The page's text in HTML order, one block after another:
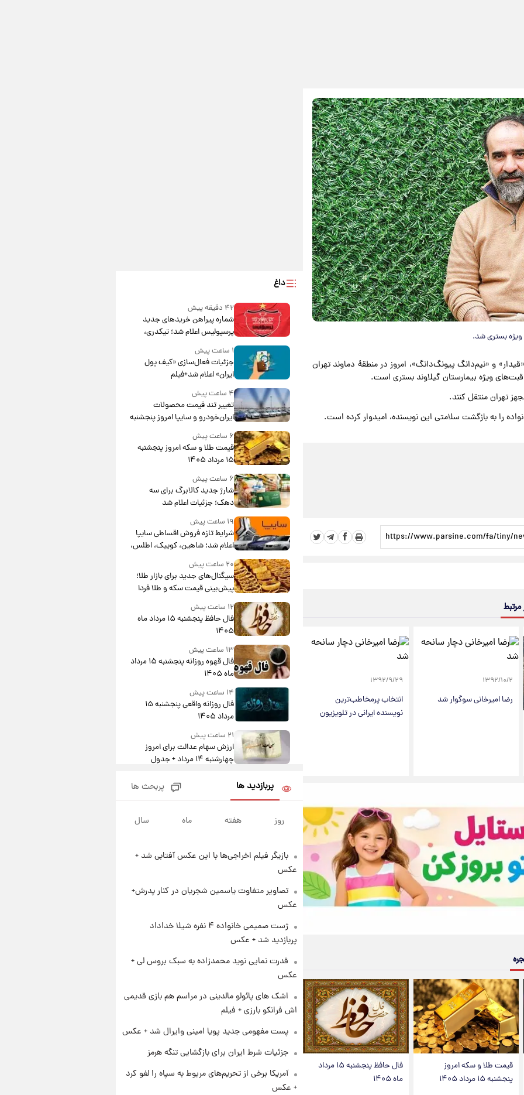
ویژه بستری شد.
و «نیم‌دانگ پیونگ‌دانگ»، امروز در منطقۀ دماوند تهران
ویژه بیمارستان گیلاوند بستری است.
تهران منتقل کنند.
را به بازگشت سلامتی این نویسنده، امیدوار کرده است.
مرتبط
۱۳۹۲/۱۰/۲
رضا امیرخانی سوگوار شد
۱۳۹۲/۹/۲۹
انتخاب پرمخاطب‌ترین
نویسنده ایرانی در تلویزیون
قیمت طلا و سکه امروز
پنجشنبه ۱۵ مرداد ۱۴۰۵
فال حافظ پنجشنبه ۱۵ مرداد
ماه ۱۴۰۵
داغ
۴۲ دقیقه پیش
شماره پیراهن خریدهای جدید
پرسپولیس اعلام شد؛ تیکدری،
محبی و سرگیف با اعداد ویژه
۱ ساعت پیش
جزئیات فعال‌سازی «کیف پول
ایران» اعلام شد+فیلم
۴ ساعت پیش
تغییر تند قیمت محصولات
ایران‌خودرو و سایپا امروز پنجشنبه
۱۵ مرداد ۱۴۰۵ +جدول
۶ ساعت پیش
قیمت طلا و سکه امروز پنجشنبه
۱۵ مرداد ۱۴۰۵
۶ ساعت پیش
شارژ جدید کالابرگ برای سه
دهک؛ جزئیات اعلام شد
۱۹ ساعت پیش
شرایط تازه فروش اقساطی سایپا
اعلام شد؛ شاهین، کوییک، اطلس،
جدول۲۰ ساعت پیش
سیگنال‌های جدید برای بازار طلا؛
پیش‌بینی قیمت سکه و طلا فردا
۱۲ ساعت پیش
فال حافظ پنجشنبه ۱۵ مرداد ماه
۱۴۰۵
۱۳ ساعت پیش
فال قهوه روزانه پنجشنبه ۱۵ مرداد
ماه ۱۴۰۵
۱۴ ساعت پیش
فال روزانه واقعی پنجشنبه ۱۵
مرداد ۱۴۰۵
۲۱ ساعت پیش
ارزش سهام عدالت برای امروز
چهارشنبه ۱۴ مرداد + جدول
آغاز طرح جدید فروش مشارکت در
تولید سایپا؛ نام خودرو، مبلغ پیش
پرداخت و زمان تحویل | سود
مشارکت چند درصد است؟۱ روز پیش
تمام شد + عکس / خداحافظی
از حردانی به مذاق رضاییان خوش
نیامد+عکس
پربازدید ها پربحث ها
روز هفته ماه سال
بازیگر فیلم اخراجی‌ها با این عکس آفتابی شد +
عکس
تصاویر متفاوت یاسمین شجریان در کنار پدرش+
عکس
ژست صمیمی خانواده ۴ نفره شیلا خداداد
پربازدید شد + عکس
قدرت نمایی نوید محمدزاده به سبک بروس لی +
عکس
اشک های پائولو مالدینی در مراسم هم بازی قدیمی
اش فرانکو بارزی + فیلم
پست مفهومی جدید پویا امینی وایرال شد + عکس
جزئیات شرط ایران برای بازگشایی تنگه هرمز
آمریکا برخی از تحریم‌های مربوط به سپاه را لغو کرد
+ عکس